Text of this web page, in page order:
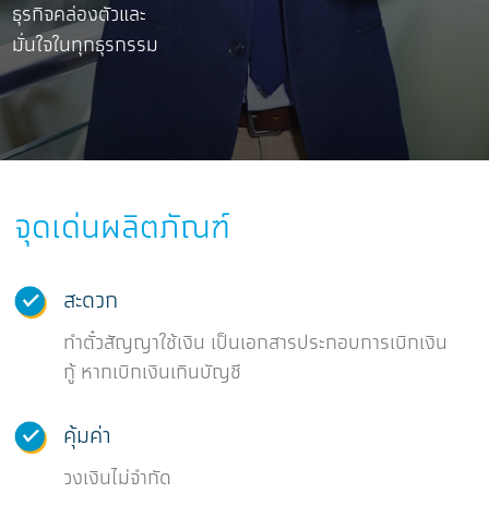
ธุรกิจคล่องตัวและ
มั่นใจในทุกธุรกรรม
จุดเด่นผลิตภัณฑ์
สะดวก
ทำตั๋วสัญญาใช้เงิน เป็นเอกสารประกอบการเบิกเงิน
กู้ หากเบิกเงินเกินบัญชี
คุ้มค่า
วงเงินไม่จำกัด